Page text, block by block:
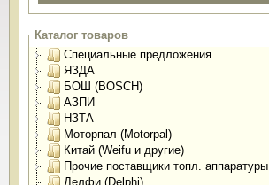
Каталог товаров
Специальные предложения
ЯЗДА
БОШ (BOSCH)
АЗПИ
НЗТА
Моторпал (Motorpal)
Китай (Weifu и другие)
Прочие поставщики топл. аппаратуры
Делфи (Delphi)